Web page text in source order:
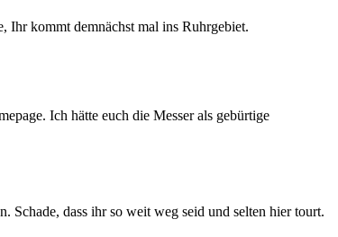
kommt demnächst mal ins Ruhrgebiet.
Ich hätte euch die Messer als gebürtige
Schade, dass ihr so weit weg seid und selten hier tourt.